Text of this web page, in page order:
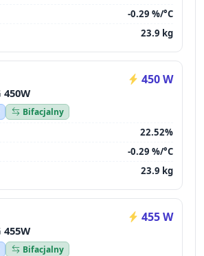
-0.29 %/°C
23.9 kg
450 W
450W
Bifacjalny
22.52%
-0.29 %/°C
23.9 kg
455 W
455W
Bifacjalny